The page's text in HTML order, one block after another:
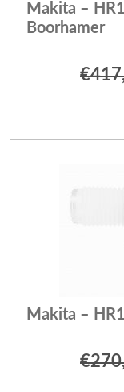
Makita –
Boorhamer
€
Makita –
€